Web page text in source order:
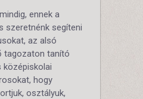
ennek a
szeretnénk segíteni
az alsó
tagozaton tanító
középiskolai
hogy
osztályuk,